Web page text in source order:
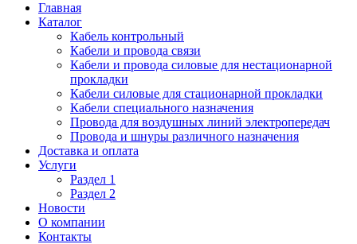
Главная
Каталог
Кабель контрольный
Кабели и провода связи
Кабели и провода силовые для нестационарной
прокладки
Кабели силовые для стационарной прокладки
Кабели специального назначения
Провода для воздушных линий электропередач
Провода и шнуры различного назначения
Доставка и оплата
Услуги
Раздел 1
Раздел 2
Новости
О компании
Контакты